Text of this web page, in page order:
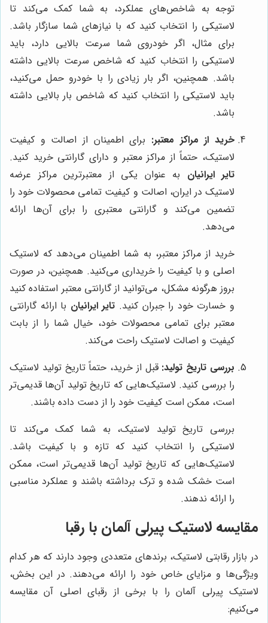
توجه به شاخص‌های عملکرد، به شما کمک می‌کند تا
لاستیکی را انتخاب کنید که با نیازهای شما سازگار باشد.
برای مثال، اگر خودروی شما سرعت بالایی دارد، باید
لاستیکی را انتخاب کنید که شاخص سرعت بالایی داشته
باشد. همچنین، اگر بار زیادی را با خودرو حمل می‌کنید،
باید لاستیکی را انتخاب کنید که شاخص بار بالایی داشته
باشد.
خرید از مراکز معتبر: برای اطمینان از اصالت و کیفیت
لاستیک، حتماً از مراکز معتبر و دارای گارانتی خرید کنید.
تایر ایرانیان به عنوان یکی از معتبرترین مراکز عرضه
لاستیک در ایران، اصالت و کیفیت تمامی محصولات خود را
تضمین می‌کند و گارانتی معتبری را برای آن‌ها ارائه
می‌دهد.
خرید از مراکز معتبر، به شما اطمینان می‌دهد که لاستیک
اصلی و با کیفیت را خریداری می‌کنید. همچنین، در صورت
بروز هرگونه مشکل، می‌توانید از گارانتی معتبر استفاده کنید
و خسارت خود را جبران کنید. تایر ایرانیان با ارائه گارانتی
معتبر برای تمامی محصولات خود، خیال شما را از بابت
کیفیت و اصالت لاستیک راحت می‌کند.
بررسی تاریخ تولید: قبل از خرید، حتماً تاریخ تولید لاستیک
را بررسی کنید. لاستیک‌هایی که تاریخ تولید آن‌ها قدیمی‌تر
است، ممکن است کیفیت خود را از دست داده باشند.
بررسی تاریخ تولید لاستیک، به شما کمک می‌کند تا
لاستیکی را انتخاب کنید که تازه و با کیفیت باشد.
لاستیک‌هایی که تاریخ تولید آن‌ها قدیمی‌تر است، ممکن
است خشک شده و ترک برداشته باشند و عملکرد مناسبی
را ارائه ندهند.
مقایسه لاستیک پیرلی آلمان با رقبا
در بازار رقابتی لاستیک، برندهای متعددی وجود دارند که هر کدام
ویژگی‌ها و مزایای خاص خود را ارائه می‌دهند. در این بخش،
لاستیک پیرلی آلمان را با برخی از رقبای اصلی آن مقایسه
می‌کنیم: